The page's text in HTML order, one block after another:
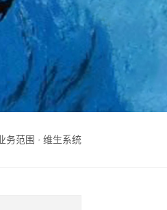
务范围 维生系统